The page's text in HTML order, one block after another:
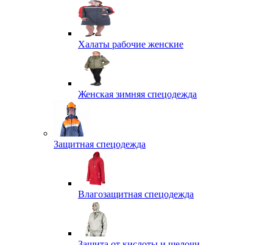
Халаты рабочие женские
Женская зимняя спецодежда
Защитная спецодежда
Влагозащитная спецодежда